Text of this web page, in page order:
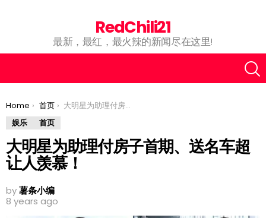
RedChili21
最新，最红，最火辣的新闻尽在这里!
You are here:
Home 首页
大明星为助理付房子首期、送名车超让人羡慕！
娱乐
首页
大明星为助理付房子首期、送名车超
让人羡慕！
by薯条小编
8 years ago